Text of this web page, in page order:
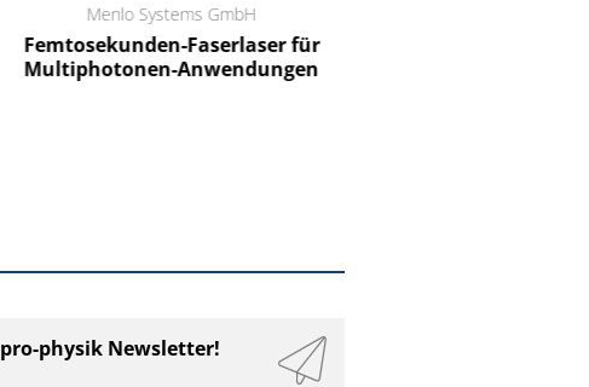
Menlo Systems GmbH
Femtosekunden-Faserlaser für
Multiphotonen-Anwendungen
pro-physik Newsletter!